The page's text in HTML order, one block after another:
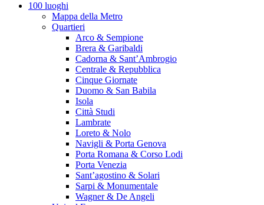
100 luoghi
Mappa della Metro
Quartieri
Arco & Sempione
Brera & Garibaldi
Cadorna & Sant’Ambrogio
Centrale & Repubblica
Cinque Giornate
Duomo & San Babila
Isola
Città Studi
Lambrate
Loreto & Nolo
Navigli & Porta Genova
Porta Romana & Corso Lodi
Porta Venezia
Sant’agostino & Solari
Sarpi & Monumentale
Wagner & De Angeli